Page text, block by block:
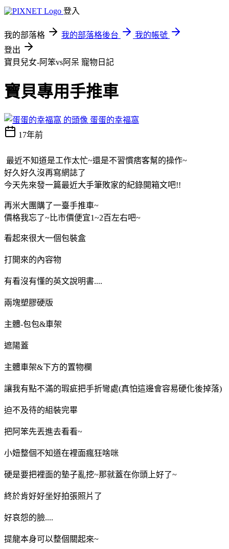
登入
我的部落格 我的部落格後台
我的帳號
登出
寶貝兒女-阿笨vs阿呆 寵物日記
寶貝專用手推車
蛋蛋的幸福窩
17年前
最近不知道是工作太忙~還是不習慣痞客幫的操作~
好久好久沒再寫網誌了
今天先來發一篇最近大手筆敗家的紀錄開箱文吧!!
再米大團購了一臺手推車~
價格我忘了~比市價便宜1~2百左右吧~
看起來很大一個包裝盒
打開來的內容物
有看沒有懂的英文說明書....
兩塊塑膠硬版
主體-包包&車架
遮陽蓋
主體車架&下方的置物欄
讓我有點不滿的瑕疵把手折彎處(真怕這邊會容易硬化後掉落)
迫不及待的組裝完畢
把阿笨先丟進去看看~
小妞整個不知道在裡面瘋狂啥咪
硬是要把裡面的墊子亂挖~那就蓋在你頭上好了~
終於肯好好坐好拍張照片了
好哀怨的臉....
提龍本身可以整個關起來~